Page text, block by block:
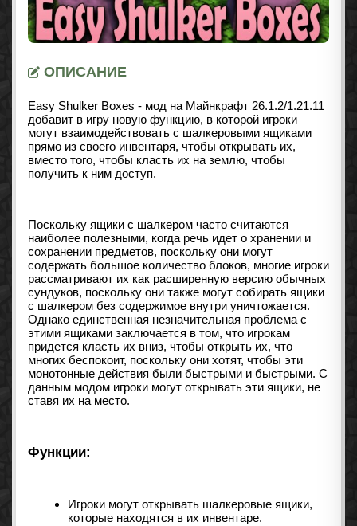
ОПИСАНИЕ
Easy Shulker Boxes - мод на Майнкрафт 26.1.2/1.21.11
добавит в игру новую функцию, в которой игроки
могут взаимодействовать с шалкеровыми ящиками
прямо из своего инвентаря, чтобы открывать их,
вместо того, чтобы класть их на землю, чтобы
получить к ним доступ.
Поскольку ящики с шалкером часто считаются
наиболее полезными, когда речь идет о хранении и
сохранении предметов, поскольку они могут
содержать большое количество блоков, многие игроки
рассматривают их как расширенную версию обычных
сундуков, поскольку они также могут собирать ящики
с шалкером без содержимое внутри уничтожается.
Однако единственная незначительная проблема с
этими ящиками заключается в том, что игрокам
придется класть их вниз, чтобы открыть их, что
многих беспокоит, поскольку они хотят, чтобы эти
монотонные действия были быстрыми и быстрыми. С
данным модом игроки могут открывать эти ящики, не
ставя их на место.
Функции:
Игроки могут открывать шалкеровые ящики,
которые находятся в их инвентаре.